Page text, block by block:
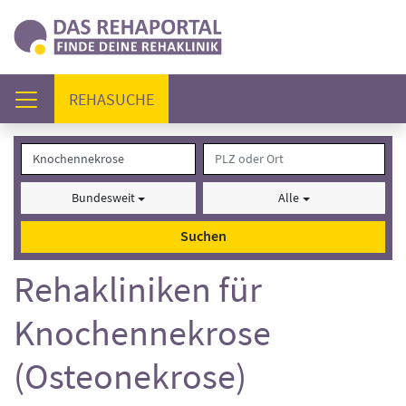
REHASUCHE(AKTUELL)
Bundesweit Alle
Suchen
Rehakliniken für
Knochennekrose
(Osteonekrose)